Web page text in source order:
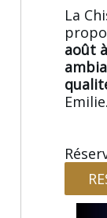
La
août